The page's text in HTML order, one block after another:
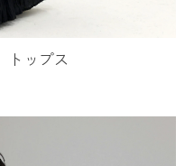
トップス